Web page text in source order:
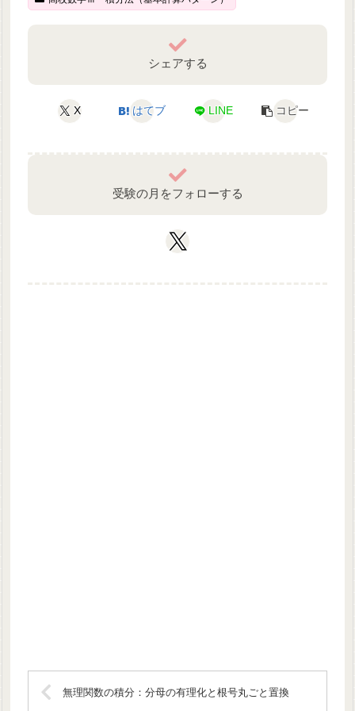
シェアする
X はてブ LINE コピー
受験の月をフォローする
無理関数の積分：分母の有理化と根号丸ごと置換